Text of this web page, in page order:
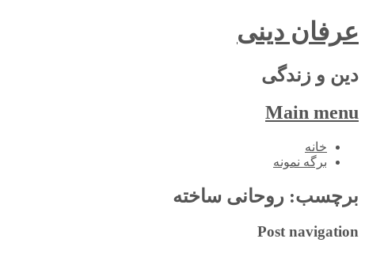
عرفان دینی
دین و زندگی
Main menu
Skip
خانه
برگه نمونه
برچسب: روحانی ساخته
Post navigation